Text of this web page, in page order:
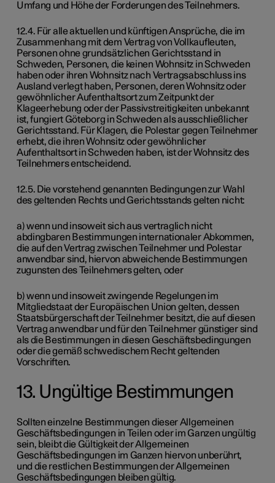
Umfang und Höhe der Forderungen des Teilnehmers.
12.4. Für alle aktuellen und künftigen Ansprüche, die im
Zusammenhang mit dem Vertrag von Vollkaufleuten,
Personen ohne grundsätzlichen Gerichtsstand in
Schweden, Personen, die keinen Wohnsitz in Schweden
haben oder ihren Wohnsitz nach Vertragsabschluss ins
Ausland verlegt haben, Personen, deren Wohnsitz oder
gewöhnlicher Aufenthaltsort zum Zeitpunkt der
Klageerhebung oder der Passivstreitigkeiten unbekannt
ist, fungiert Göteborg in Schweden als ausschließlicher
Gerichtsstand. Für Klagen, die Polestar gegen Teilnehmer
erhebt, die ihren Wohnsitz oder gewöhnlicher
Aufenthaltsort in Schweden haben, ist der Wohnsitz des
Teilnehmers entscheidend.
12.5. Die vorstehend genannten Bedingungen zur Wahl
des geltenden Rechts und Gerichtsstands gelten nicht:
a) wenn und insoweit sich aus vertraglich nicht
abdingbaren Bestimmungen internationaler Abkommen,
die auf den Vertrag zwischen Teilnehmer und Polestar
anwendbar sind, hiervon abweichende Bestimmungen
zugunsten des Teilnehmers gelten, oder
b) wenn und insoweit zwingende Regelungen im
Mitgliedstaat der Europäischen Union gelten, dessen
Staatsbürgerschaft der Teilnehmer besitzt, die auf diesen
Vertrag anwendbar und für den Teilnehmer günstiger sind
als die Bestimmungen in diesen Geschäftsbedingungen
oder die gemäß schwedischem Recht geltenden
Vorschriften.
13. Ungültige Bestimmungen
Sollten einzelne Bestimmungen dieser Allgemeinen
Geschäftsbedingungen in Teilen oder im Ganzen ungültig
sein, bleibt die Gültigkeit der Allgemeinen
Geschäftsbedingungen im Ganzen hiervon unberührt,
und die restlichen Bestimmungen der Allgemeinen
Geschäftsbedingungen bleiben gültig.